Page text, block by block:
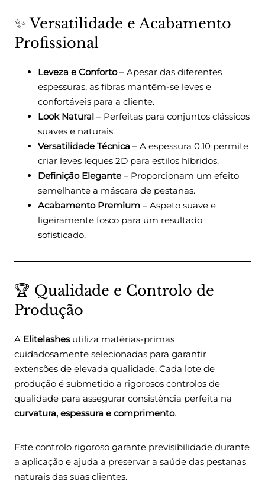
✨ Versatilidade e Acabamento
Profissional
Leveza e Conforto– Apesar das diferentes
espessuras, as fibras mantêm-se leves e
confortáveis para a cliente.
Look Natural – Perfeitas para conjuntos clássicos
suaves e naturais.
Versatilidade Técnica – A espessura 0.10 permite
criar leves leques 2D para estilos híbridos.
Definição Elegante – Proporcionam um efeito
semelhante a máscara de pestanas.
Acabamento Premium – Aspeto suave e
ligeiramente fosco para um resultado
sofisticado.
🏆 Qualidade e Controlo de
Produção
A Elitelashesutiliza matérias-primas
cuidadosamente selecionadas para garantir
extensões de elevada qualidade. Cada lote de
produção é submetido a rigorosos controlos de
qualidade para assegurar consistência perfeita na
curvatura, espessura e comprimento.
Este controlo rigoroso garante previsibilidade durante
a aplicação e ajuda a preservar a saúde das pestanas
naturais das suas clientes.